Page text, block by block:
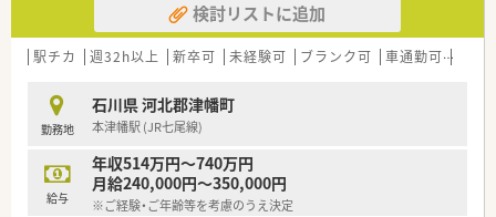
検討リストに追加
駅チカ 週32h以上 新卒可 未経験可 ブランク可 車通勤可
勤務地
石川県 河北郡津幡町
本津幡駅 (JR七尾線)
給与
年収514万円～740万円
月給240,000円～350,000円
※ご経験・ご年齢等を考慮のうえ決定